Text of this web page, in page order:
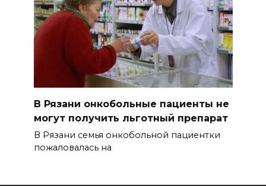
В Рязани онкобольные пациенты не
могут получить льготный препарат
В Рязани семья онкобольной пациентки
пожаловалась на